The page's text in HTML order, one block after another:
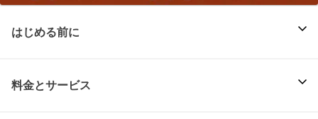
はじめる前に
料金とサービス